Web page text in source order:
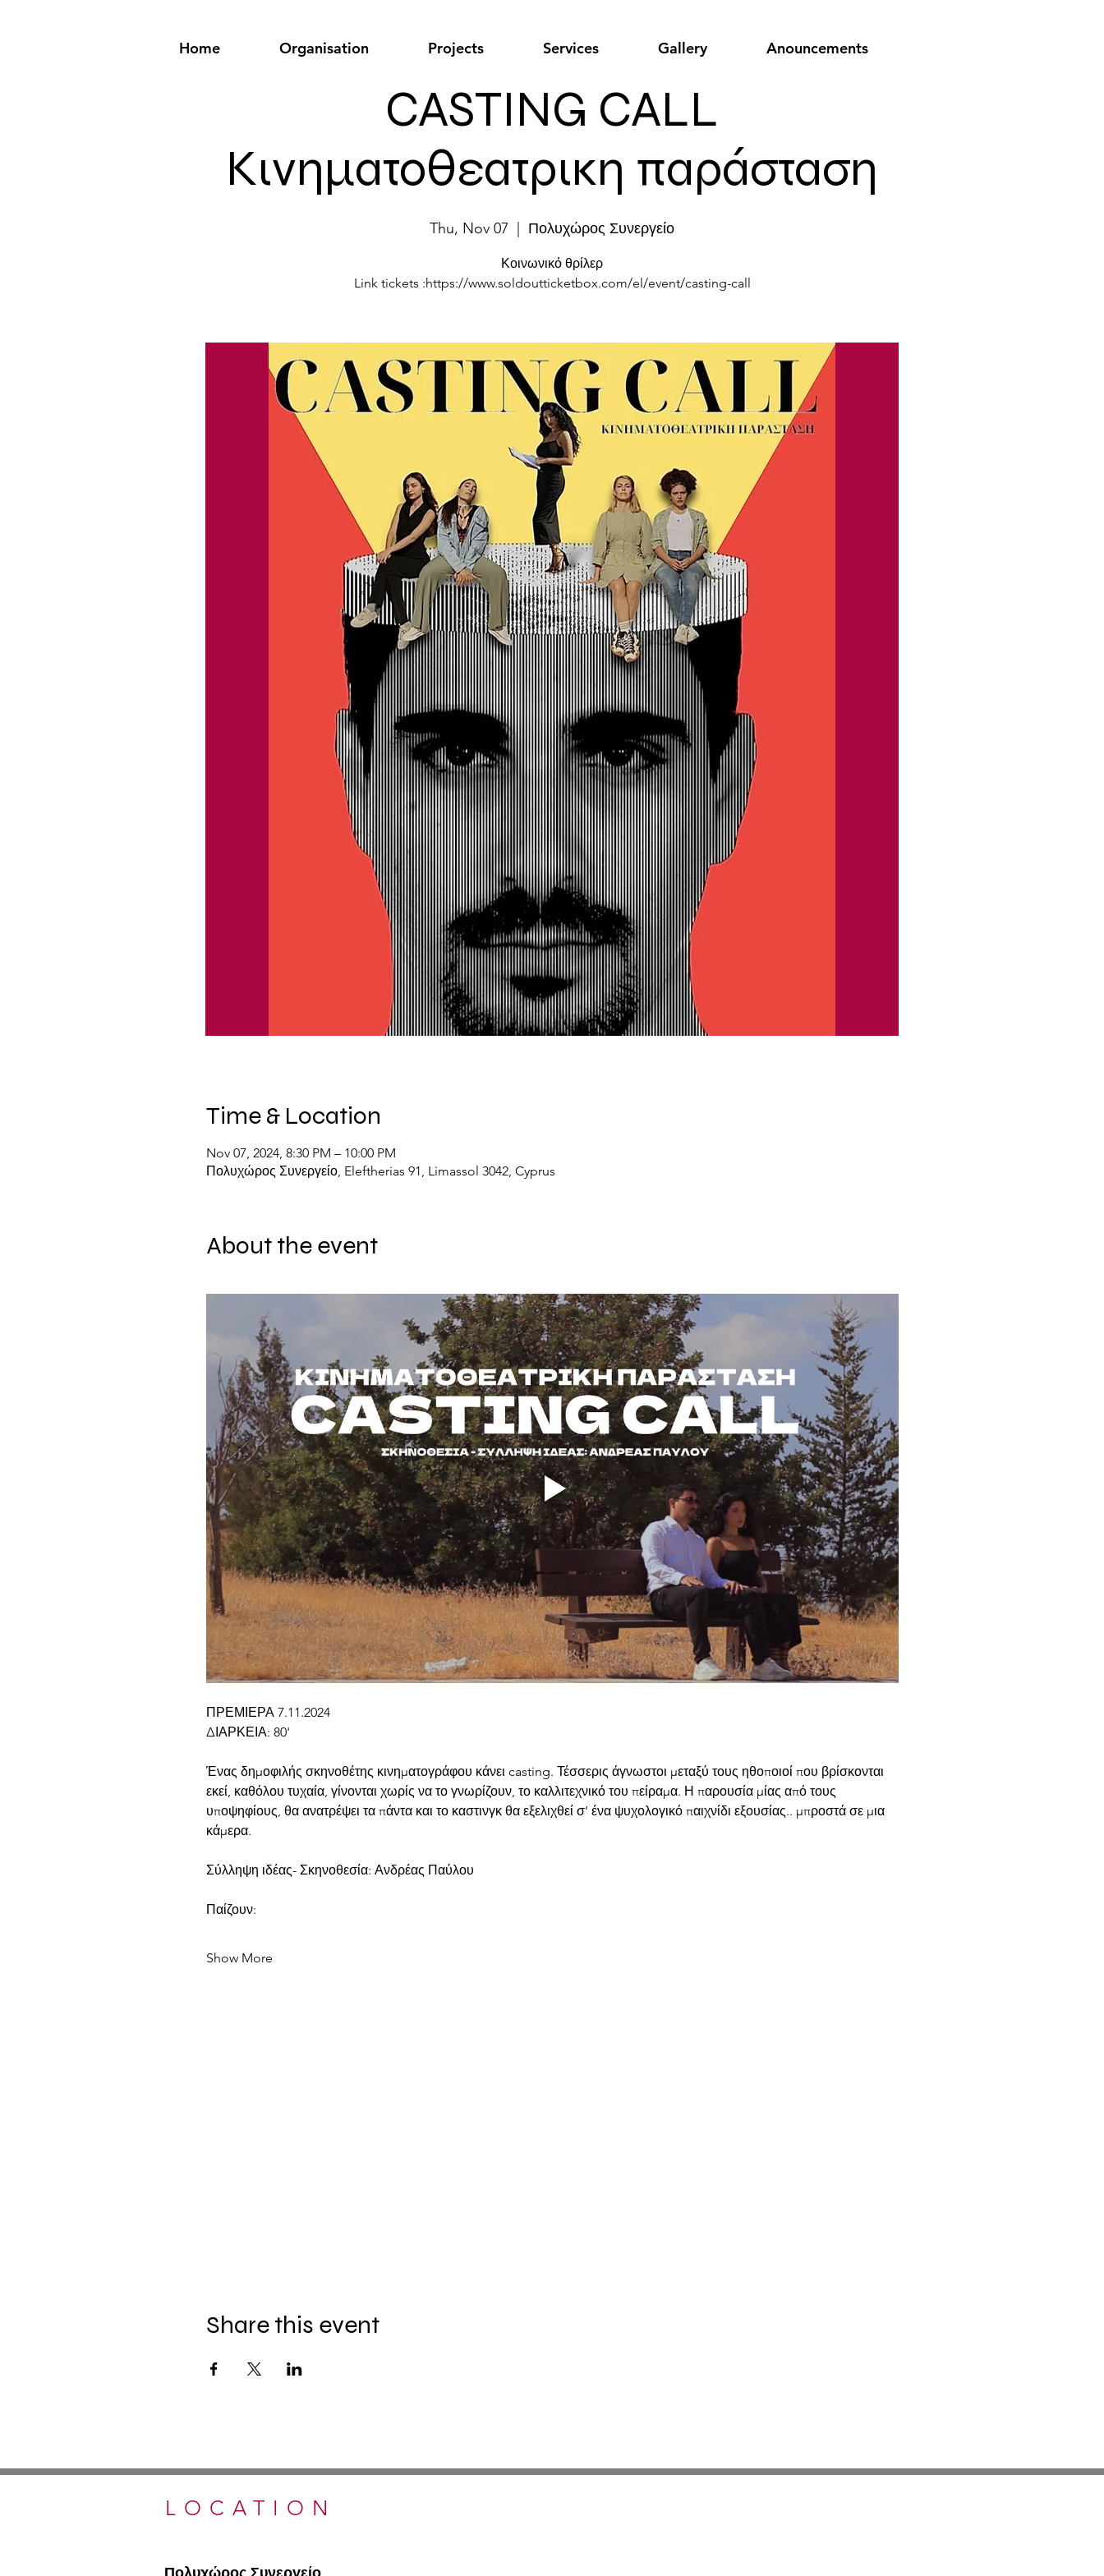
Home Organisation Projects Services Gallery Anouncements
CASTING CALL
Κινηματοθεατρικη παράσταση
Thu, Nov 07 Πολυχώρος Συνεργείο
Κοινωνικό θρίλερ
Time & Location
Nov 07, 2024, 8:30 PM – 10:00 PM
Πολυχώρος Συνεργείο, Eleftherias 91, Limassol 3042, Cyprus
About the event
ΠΡΕΜΙΕΡΑ 7.11.2024
ΔΙΑΡΚΕΙΑ: 80'
Ένας δημοφιλής σκηνοθέτης κινηματογράφου κάνει casting. Τέσσερις άγνωστοι μεταξύ τους ηθοποιοί που βρίσκονται
εκεί, καθόλου τυχαία, γίνονται χωρίς να το γνωρίζουν, το καλλιτεχνικό του πείραμα. Η παρουσία μίας από τους
υποψηφίους, θα ανατρέψει τα πάντα και το καστινγκ θα εξελιχθεί σ’ ένα ψυχολογικό παιχνίδι εξουσίας.. μπροστά σε μια
κάμερα.
Σύλληψη ιδέας- Σκηνοθεσία: Ανδρέας Παύλου
Παίζουν:
Show More
Share this event
LOCATION